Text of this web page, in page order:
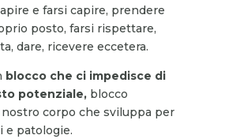
e farsi capire, prendere
posto, farsi rispettare,
dare, ricevere eccetera.
blocco che ci impedisce di
potenziale, blocco
corpo che sviluppa per
e patologie.